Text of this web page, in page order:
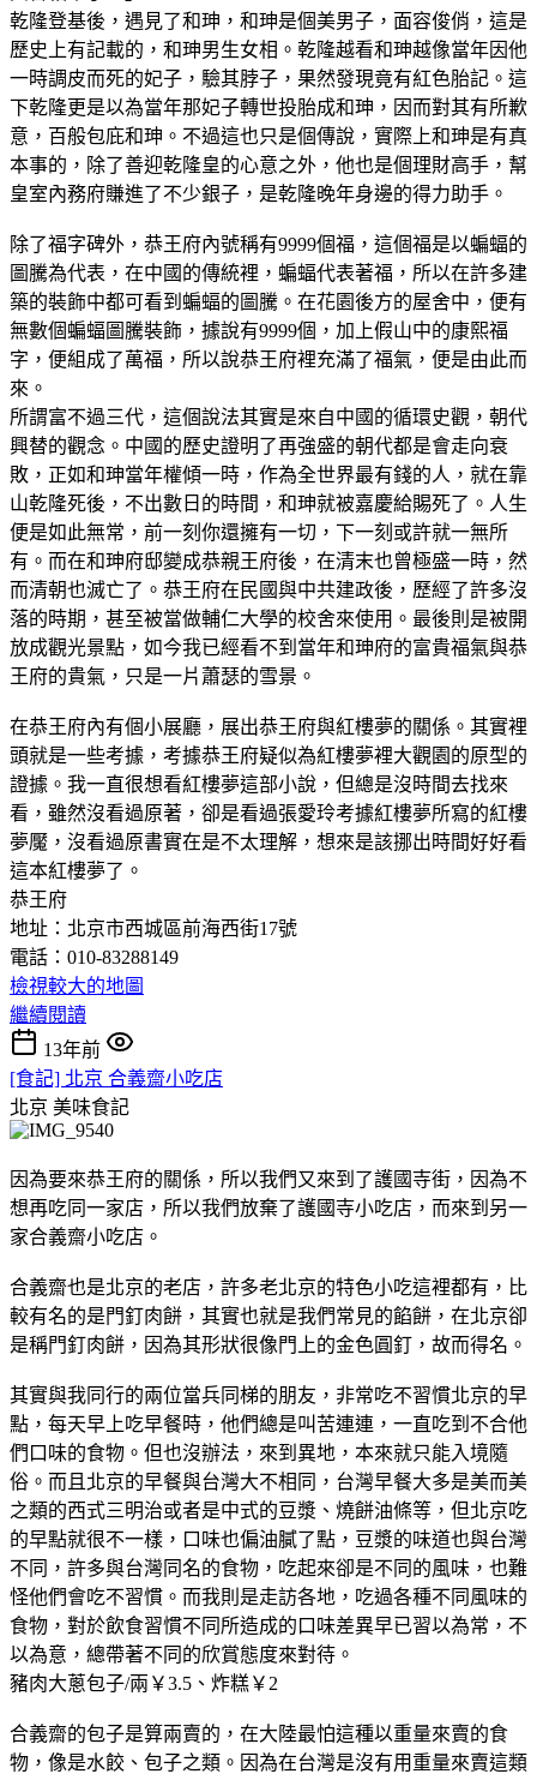
乾隆登基後，遇見了和珅，和珅是個美男子，面容俊俏，這是
歷史上有記載的，和珅男生女相。乾隆越看和珅越像當年因他
一時調皮而死的妃子，驗其脖子，果然發現竟有紅色胎記。這
下乾隆更是以為當年那妃子轉世投胎成和珅，因而對其有所歉
意，百般包庇和珅。不過這也只是個傳說，實際上和珅是有真
本事的，除了善迎乾隆皇的心意之外，他也是個理財高手，幫
皇室內務府賺進了不少銀子，是乾隆晚年身邊的得力助手。
除了福字碑外，恭王府內號稱有9999個福，這個福是以蝙蝠的
圖騰為代表，在中國的傳統裡，蝙蝠代表著福，所以在許多建
築的裝飾中都可看到蝙蝠的圖騰。在花園後方的屋舍中，便有
無數個蝙蝠圖騰裝飾，據說有9999個，加上假山中的康熙福
字，便組成了萬福，所以說恭王府裡充滿了福氣，便是由此而
來。
所謂富不過三代，這個說法其實是來自中國的循環史觀，朝代
興替的觀念。中國的歷史證明了再強盛的朝代都是會走向衰
敗，正如和珅當年權傾一時，作為全世界最有錢的人，就在靠
山乾隆死後，不出數日的時間，和珅就被嘉慶給賜死了。人生
便是如此無常，前一刻你還擁有一切，下一刻或許就一無所
有。而在和珅府邸變成恭親王府後，在清末也曾極盛一時，然
而清朝也滅亡了。恭王府在民國與中共建政後，歷經了許多沒
落的時期，甚至被當做輔仁大學的校舍來使用。最後則是被開
放成觀光景點，如今我已經看不到當年和珅府的富貴福氣與恭
王府的貴氣，只是一片蕭瑟的雪景。
在恭王府內有個小展廳，展出恭王府與紅樓夢的關係。其實裡
頭就是一些考據，考據恭王府疑似為紅樓夢裡大觀園的原型的
證據。我一直很想看紅樓夢這部小說，但總是沒時間去找來
看，雖然沒看過原著，卻是看過張愛玲考據紅樓夢所寫的紅樓
夢魘，沒看過原書實在是不太理解，想來是該挪出時間好好看
這本紅樓夢了。
恭王府
地址：北京市西城區前海西街17號
電話：010-83288149
檢視較大的地圖
繼續閱讀
13年前
[食記] 北京 合義齋小吃店
北京 美味食記
因為要來恭王府的關係，所以我們又來到了護國寺街，因為不
想再吃同一家店，所以我們放棄了護國寺小吃店，而來到另一
家合義齋小吃店。
合義齋也是北京的老店，許多老北京的特色小吃這裡都有，比
較有名的是門釘肉餅，其實也就是我們常見的餡餅，在北京卻
是稱門釘肉餅，因為其形狀很像門上的金色圓釘，故而得名。
其實與我同行的兩位當兵同梯的朋友，非常吃不習慣北京的早
點，每天早上吃早餐時，他們總是叫苦連連，一直吃到不合他
們口味的食物。但也沒辦法，來到異地，本來就只能入境隨
俗。而且北京的早餐與台灣大不相同，台灣早餐大多是美而美
之類的西式三明治或者是中式的豆漿、燒餅油條等，但北京吃
的早點就很不一樣，口味也偏油膩了點，豆漿的味道也與台灣
不同，許多與台灣同名的食物，吃起來卻是不同的風味，也難
怪他們會吃不習慣。而我則是走訪各地，吃過各種不同風味的
食物，對於飲食習慣不同所造成的口味差異早已習以為常，不
以為意，總帶著不同的欣賞態度來對待。
豬肉大蔥包子/兩￥3.5、炸糕￥2
合義齋的包子是算兩賣的，在大陸最怕這種以重量來賣的食
物，像是水餃、包子之類。因為在台灣是沒有用重量來賣這類